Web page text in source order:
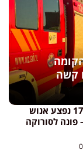
40 חולץ מהקומה
קשה
הלילה בנגב: בן 17 נפצע אנוש
פונה לסורוקה